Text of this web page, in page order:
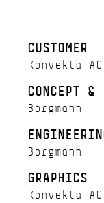
CUSTOMER
Konvekta AG
CONCEPT &
Borgmann
Borgmann
GRAPHICS
Konvekta AG